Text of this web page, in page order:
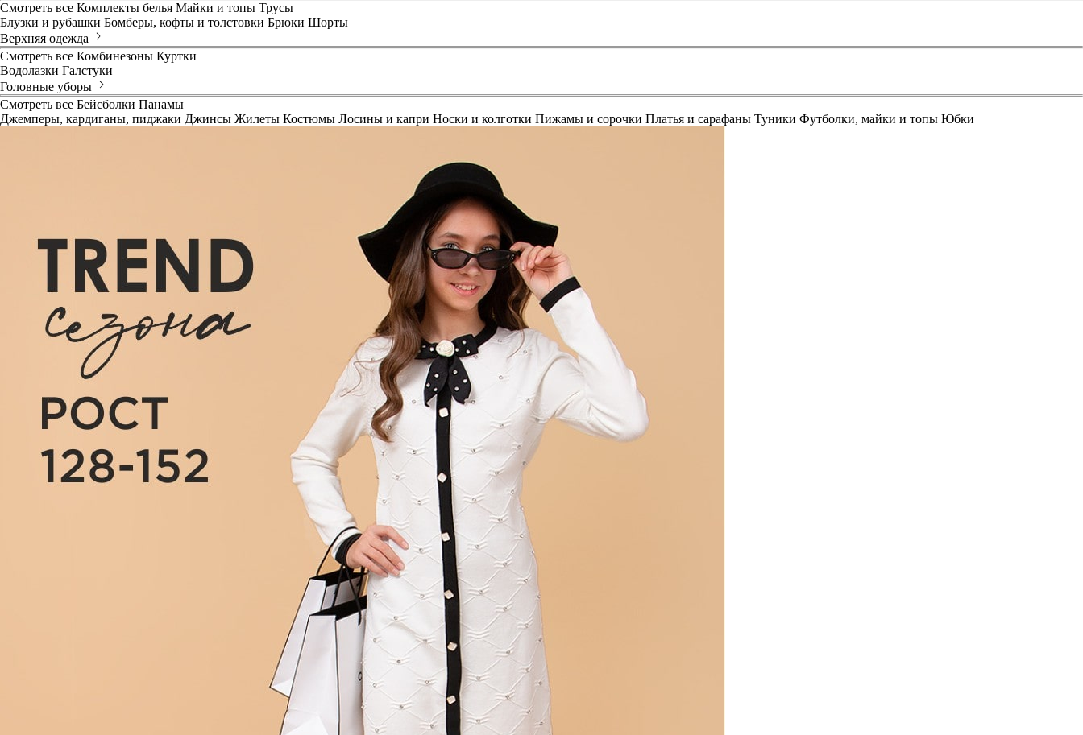
Смотреть все Комплекты белья Майки и топы Трусы
Блузки и рубашки Бомберы, кофты и толстовки Брюки Шорты
Верхняя одежда
Смотреть все Комбинезоны Куртки
Водолазки Галстуки
Головные уборы
Смотреть все Бейсболки Панамы
Джемперы, кардиганы, пиджаки Джинсы Жилеты Костюмы Лосины и капри Носки и колготки Пижамы и сорочки Платья и сарафаны Туники Футболки, майки и топы Юбки